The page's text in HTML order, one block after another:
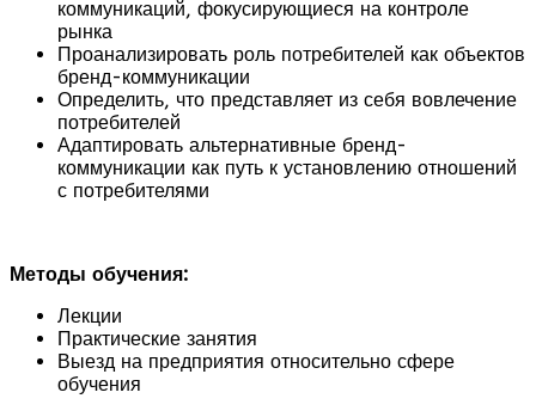
коммуникаций, фокусирующиеся на контроле
рынка
Проанализировать роль потребителей как объектов
бренд-коммуникации
Определить, что представляет из себя вовлечение
потребителей
Адаптировать альтернативные бренд-
коммуникации как путь к установлению отношений
с потребителями
Методы обучения:
Лекции
Практические занятия
Выезд на предприятия относительно сфере
обучения